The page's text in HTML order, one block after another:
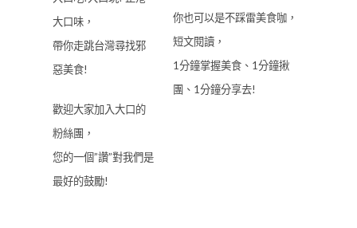
大口味，
帶你走跳台灣尋找邪
惡美食!
歡迎大家加入大口的
粉絲團，
您的一個”讚”對我們是
最好的鼓勵!
你也可以是不踩雷美食咖，
短文閱讀，
1分鐘掌握美食、1分鐘揪
團、1分鐘分享去!